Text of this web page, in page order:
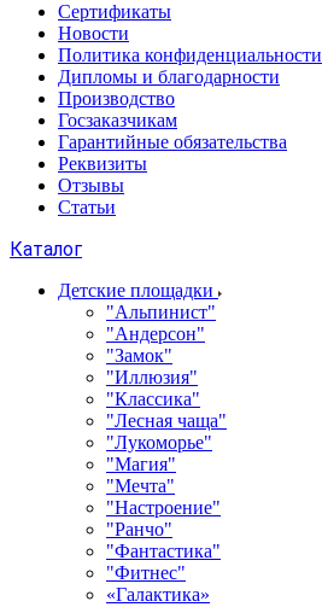
Сертификаты
Новости
Политика конфиденциальности
Дипломы и благодарности
Производство
Госзаказчикам
Гарантийные обязательства
Реквизиты
Отзывы
Статьи
Каталог
Детские площадки
"Альпинист"
"Андерсон"
"Замок"
"Иллюзия"
"Классика"
"Лесная чаща"
"Лукоморье"
"Магия"
"Мечта"
"Настроение"
"Ранчо"
"Фантастика"
"Фитнес"
«Галактика»